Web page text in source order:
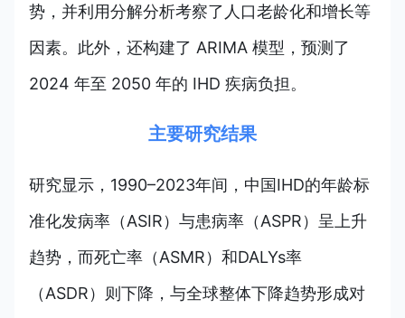
势，并利用分解分析考察了人口老龄化和增长等
因素。此外，还构建了 ARIMA 模型，预测了
2024 年至 2050 年的 IHD 疾病负担。
主要研究结果
研究显示， 1990–2023年间，中国IHD的年龄标
准化发病率 （ASIR） 与患病率 （ASPR） 呈上升
趋势，而死亡率 （ASMR） 和DALYs率
（ASDR） 则下降，与全球整体下降趋势形成对